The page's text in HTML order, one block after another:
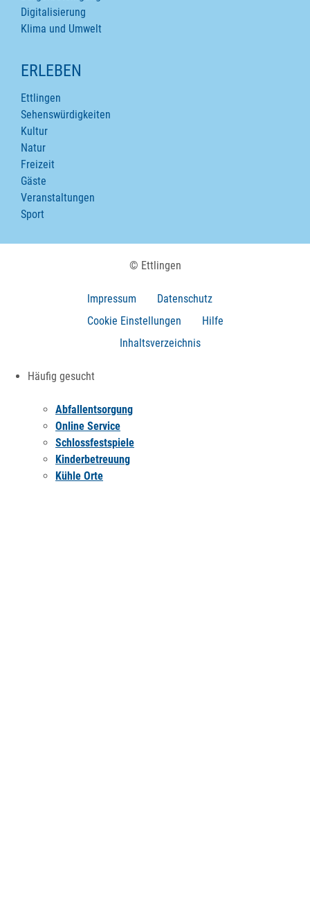
Digitalisierung
Klima und Umwelt
ERLEBEN
Ettlingen
Sehenswürdigkeiten
Kultur
Natur
Freizeit
Gäste
Veranstaltungen
Sport
© Ettlingen
Impressum
Datenschutz
Cookie Einstellungen
Hilfe
Inhaltsverzeichnis
Häufig gesucht
Abfallentsorgung
Online Service
Schlossfestspiele
Kinderbetreuung
Kühle Orte